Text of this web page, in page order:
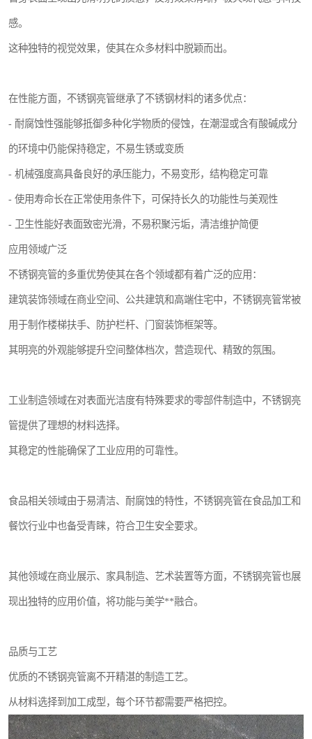
感。
这种独特的视觉效果，使其在众多材料中脱颖而出。
在性能方面，不锈钢亮管继承了不锈钢材料的诸多优点：
- 耐腐蚀性强能够抵御多种化学物质的侵蚀，在潮湿或含有酸碱成分
的环境中仍能保持稳定，不易生锈或变质
- 机械强度高具备良好的承压能力，不易变形，结构稳定可靠
- 使用寿命长在正常使用条件下，可保持长久的功能性与美观性
- 卫生性能好表面致密光滑，不易积聚污垢，清洁维护简便
应用领域广泛
不锈钢亮管的多重优势使其在各个领域都有着广泛的应用：
建筑装饰领域在商业空间、公共建筑和高端住宅中，不锈钢亮管常被
用于制作楼梯扶手、防护栏杆、门窗装饰框架等。
其明亮的外观能够提升空间整体档次，营造现代、精致的氛围。
工业制造领域在对表面光洁度有特殊要求的零部件制造中，不锈钢亮
管提供了理想的材料选择。
其稳定的性能确保了工业应用的可靠性。
食品相关领域由于易清洁、耐腐蚀的特性，不锈钢亮管在食品加工和
餐饮行业中也备受青睐，符合卫生安全要求。
其他领域在商业展示、家具制造、艺术装置等方面，不锈钢亮管也展
现出独特的应用价值，将功能与美学**融合。
品质与工艺
优质的不锈钢亮管离不开精湛的制造工艺。
从材料选择到加工成型，每个环节都需要严格把控。